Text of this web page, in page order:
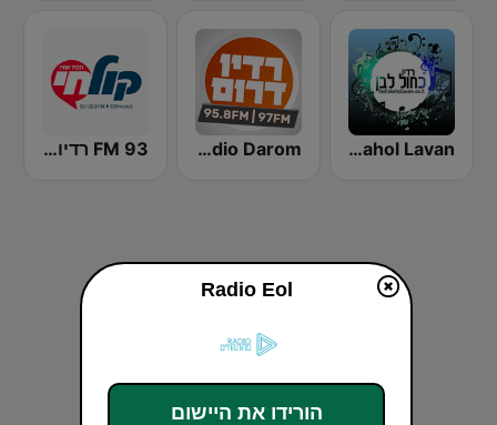
Radio Kahol Lavan - רדיו כחול לבן Radio Darom 93 FM רדיו קול חי
Radio Eol
הורידו את היישום